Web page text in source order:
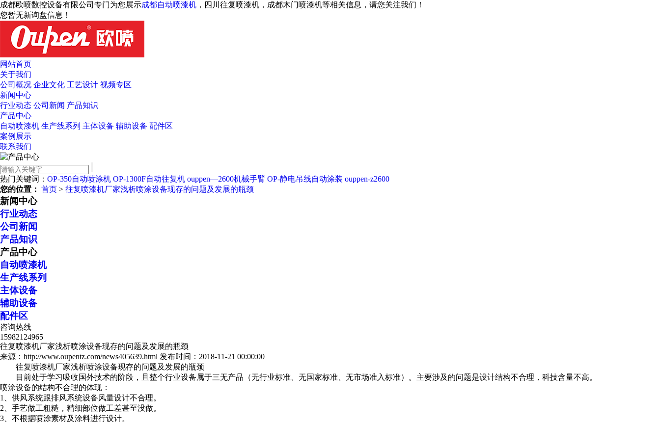
成都欧喷数控设备有限公司专门为您展示成都自动喷漆机 ，四川往复喷漆机，成都木门喷漆机等相关信息，请您关注我们！
您暂无新询盘信息！
网站首页
关于我们
公司概况 企业文化 工艺设计 视频专区
新闻中心
行业动态 公司新闻 产品知识
产品中心
自动喷漆机 生产线系列 主体设备 辅助设备 配件区
案例展示
联系我们
热门关键词： OP-350自动喷涂机 OP-1300F自动往复机 ouppen—2600机械手臂 OP-静电吊线自动涂装 ouppen-z2600
您的位置： 首页 > 往复喷漆机厂家浅析喷涂设备现存的问题及发展的瓶颈
新闻中心
行业动态
公司新闻
产品知识
产品中心
自动喷漆机
生产线系列
主体设备
辅助设备
配件区
咨询热线
15982124965
往复喷漆机厂家浅析喷涂设备现存的问题及发展的瓶颈
来源：http://www.oupentz.com/news405639.html 发布时间：2018-11-21 00:00:00
往复喷漆机厂家浅析喷涂设备现存的问题及发展的瓶颈
目前处于学习吸收国外技术的阶段，且整个行业设备属于三无产品（无行业标准、无国家标准、无市场准入标准）。主要涉及的问题是设计结构不合理，科技含量不高。
喷涂设备的结构不合理的体现：
1、供风系统跟排风系统设备风量设计不合理。
2、手艺做工粗糙，精细部位做工差甚至没做。
3、不根据喷涂素材及涂料进行设计。